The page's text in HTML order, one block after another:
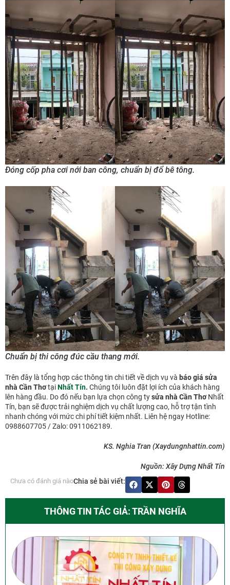
Đóng cốp pha cơi nới ban công, chuẩn bị đổ bê tông.
Chuẩn bị thi công đúc cầu thang mới.
Trên đây là tổng hợp các thông tin chi tiết về dịch vụ và báo giá sửa
nhà Cần ThơtạiNhất Tín. Chúng tôi luôn đặt lợi ích của khách hàng
lên hàng đầu. Do đó nếu bạn lựa chọn công tysửa nhà Cần ThơNhất
Tín, bạn sẽ được trải nghiệm dịch vụ chất lượng cao, hỗ trợ tận tình
nhanh chóng với mức chi phí tiết kiệm nhất. Liên hệ ngay Hotline:
0988607705 / Zalo: 0911062189.
KS. Nghia Tran (Xaydungnhattin.com)
Nguồn: Xây Dựng Nhất Tín
Chưa có đánh giá nàoChia sẻ bài viết:
THÔNG TIN TÁC GIẢ: TRẦN NGHĨA